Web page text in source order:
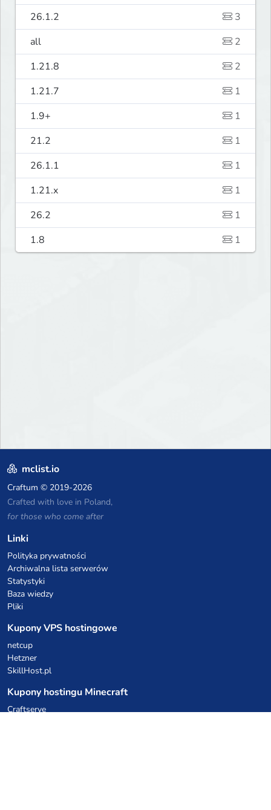
26.1.2
3
all
2
1.21.8
2
1.21.7
1
1.9+
1
21.2
1
26.1.1
1
1.21.x
1
26.2
1
1.8
1
mclist.io
Craftum © 2019-2026
Crafted with love in Poland,
for those who come after
Linki
Polityka prywatności
Archiwalna lista serwerów
Statystyki
Baza wiedzy
Pliki
Kupony VPS hostingowe
netcup
Hetzner
SkillHost.pl
Kupony hostingu Minecraft
Craftserve